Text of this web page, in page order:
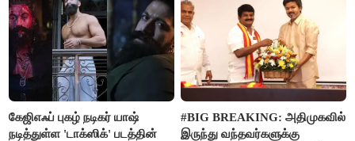
கேஜிஎஃப் புகழ் நடிகர் யாஷ்
நடித்துள்ள 'டாக்‌ஸிக்' படத்தின்
#BIG BREAKING: அதிமுகவில்
இருந்து வந்தவர்களுக்கு